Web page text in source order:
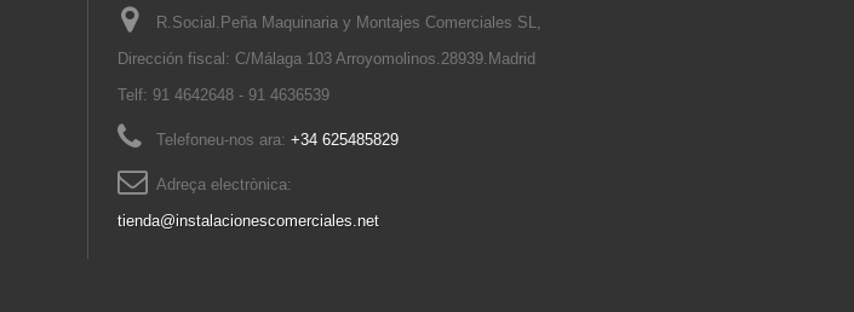
R.Social.Peña Maquinaria y Montajes Comerciales SL,
Dirección fiscal: C/Málaga 103 Arroyomolinos.28939.Madrid
Telf: 91 4642648 - 91 4636539
Telefoneu-nos ara: +34 625485829
Adreça electrònica:
tienda@instalacionescomerciales.net